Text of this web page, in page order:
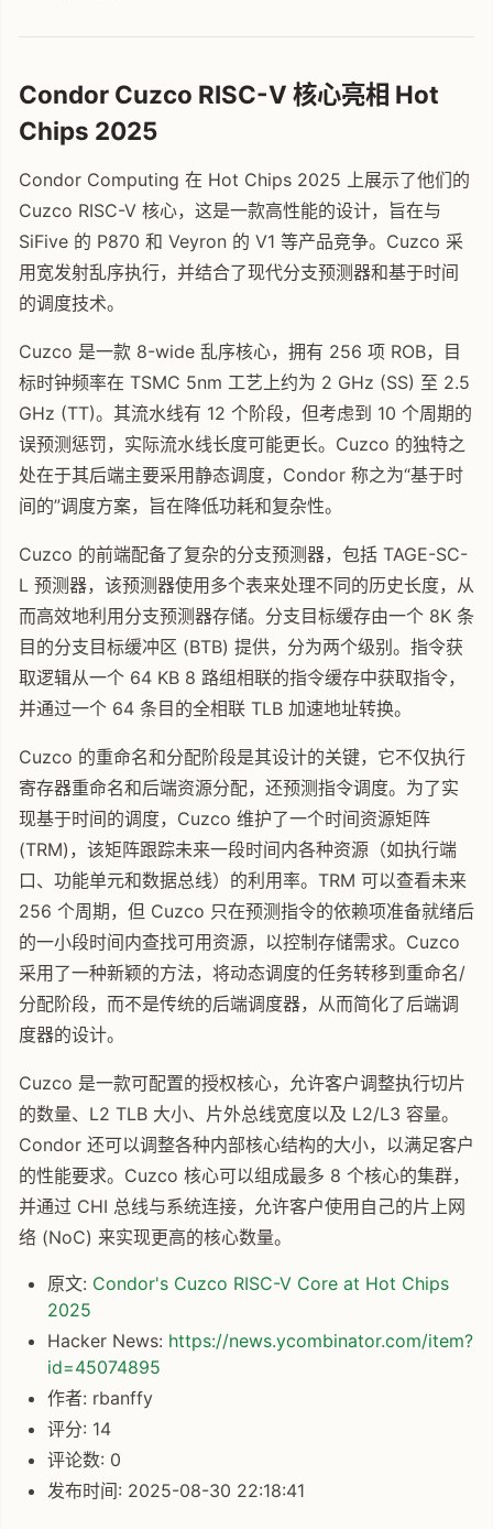
Condor Cuzco RISC-V 核心亮相 Hot
Chips 2025
Condor Computing 在 Hot Chips 2025 上展示了他们的
Cuzco RISC-V 核心，这是一款高性能的设计，旨在与
SiFive 的 P870 和 Veyron 的 V1 等产品竞争。Cuzco 采
用宽发射乱序执行，并结合了现代分支预测器和基于时间
的调度技术。
Cuzco 是一款 8-wide 乱序核心，拥有 256 项 ROB，目
标时钟频率在 TSMC 5nm 工艺上约为 2 GHz (SS) 至 2.5
GHz (TT)。其流水线有 12 个阶段，但考虑到 10 个周期的
误预测惩罚，实际流水线长度可能更长。Cuzco 的独特之
处在于其后端主要采用静态调度，Condor 称之为“基于时
间的”调度方案，旨在降低功耗和复杂性。
Cuzco 的前端配备了复杂的分支预测器，包括 TAGE-SC-
L 预测器，该预测器使用多个表来处理不同的历史长度，从
而高效地利用分支预测器存储。分支目标缓存由一个 8K 条
目的分支目标缓冲区 (BTB) 提供，分为两个级别。指令获
取逻辑从一个 64 KB 8 路组相联的指令缓存中获取指令，
并通过一个 64 条目的全相联 TLB 加速地址转换。
Cuzco 的重命名和分配阶段是其设计的关键，它不仅执行
寄存器重命名和后端资源分配，还预测指令调度。为了实
现基于时间的调度，Cuzco 维护了一个时间资源矩阵
(TRM)，该矩阵跟踪未来一段时间内各种资源（如执行端
口、功能单元和数据总线）的利用率。TRM 可以查看未来
256 个周期，但 Cuzco 只在预测指令的依赖项准备就绪后
的一小段时间内查找可用资源，以控制存储需求。Cuzco
采用了一种新颖的方法，将动态调度的任务转移到重命名/
分配阶段，而不是传统的后端调度器，从而简化了后端调
度器的设计。
Cuzco 是一款可配置的授权核心，允许客户调整执行切片
的数量、L2 TLB 大小、片外总线宽度以及 L2/L3 容量。
Condor 还可以调整各种内部核心结构的大小，以满足客户
的性能要求。Cuzco 核心可以组成最多 8 个核心的集群，
并通过 CHI 总线与系统连接，允许客户使用自己的片上网
络 (NoC) 来实现更高的核心数量。
原文: Condor's Cuzco RISC-V Core at Hot Chips
2025
Hacker News: https://news.ycombinator.com/item?
id=45074895
作者: rbanffy
评分: 14
评论数: 0
发布时间: 2025-08-30 22:18:41